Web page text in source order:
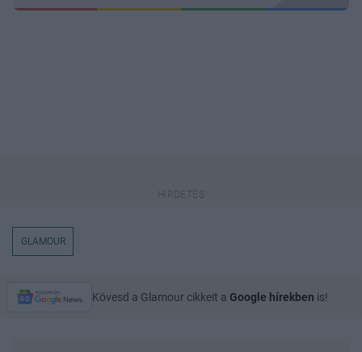
GLAMOUR
Kövesd a Glamour cikkeit a Google hírekben is!